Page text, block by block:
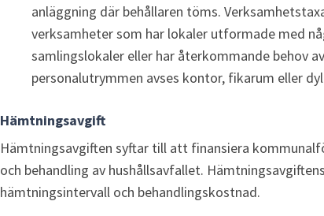
anläggning där behållaren töms.
verksamheter som har lokaler utformade med
samlingslokaler eller har återkommande behov
personalutrymmen avses kontor, fikarum eller
Hämtningsavgift
Hämtningsavgiften syftar till att finansiera
och behandling av hushållsavfallet.
hämtningsintervall och behandlingskostnad.